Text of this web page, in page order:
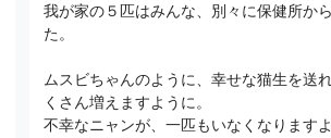
我が家の５匹はみんな、別々に保健所か
た。
ムスビちゃんのように、幸せな猫生を送
くさん増えますように。
不幸なニャンが、一匹もいなくなります